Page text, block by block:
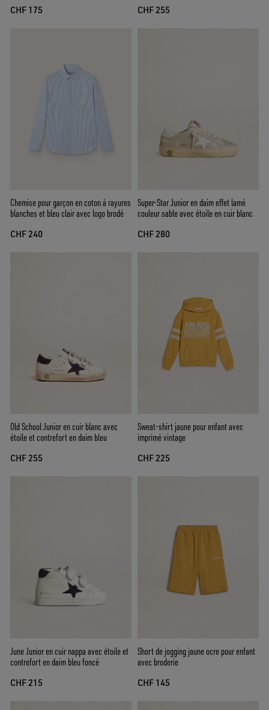
CHF 175 CHF 255
Chemise pour garçon en coton à rayures
blanches et bleu clair avec logo brodé
CHF 240
Super-Star Junior en daim effet lamé
couleur sable avec étoile en cuir blanc
CHF 280
Old School Junior en cuir blanc avec
étoile et contrefort en daim bleu
CHF 255
Sweat-shirt jaune pour enfant avec
imprimé vintage
CHF 225
June Junior en cuir nappa avec étoile et
contrefort en daim bleu foncé
CHF 215
Short de jogging jaune ocre pour enfant
avec broderie
CHF 145